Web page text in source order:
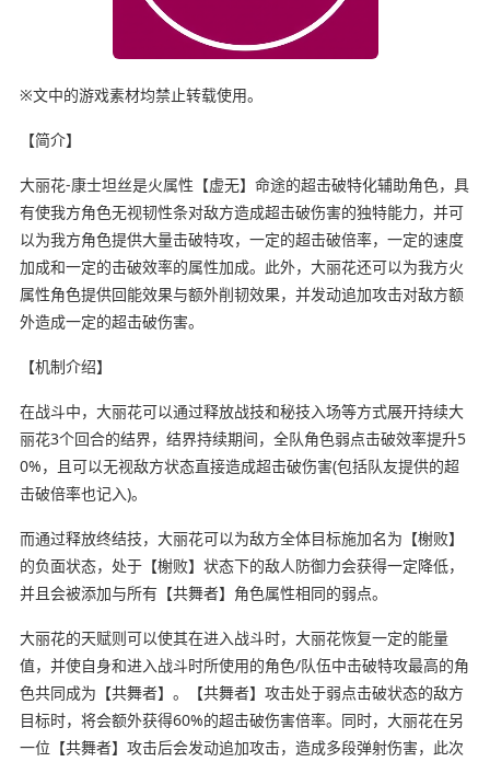
※文中的游戏素材均禁止转载使用。
【简介】
大丽花-康士坦丝是火属性【虚无】命途的超击破特化辅助角色，具
有使我方角色无视韧性条对敌方造成超击破伤害的独特能力，并可
以为我方角色提供大量击破特攻，一定的超击破倍率，一定的速度
加成和一定的击破效率的属性加成。此外，大丽花还可以为我方火
属性角色提供回能效果与额外削韧效果，并发动追加攻击对敌方额
外造成一定的超击破伤害。
【机制介绍】
在战斗中，大丽花可以通过释放战技和秘技入场等方式展开持续大
丽花3个回合的结界，结界持续期间，全队角色弱点击破效率提升5
0%，且可以无视敌方状态直接造成超击破伤害(包括队友提供的超
击破倍率也记入)。
而通过释放终结技，大丽花可以为敌方全体目标施加名为【榭败】
的负面状态，处于【榭败】状态下的敌人防御力会获得一定降低，
并且会被添加与所有【共舞者】角色属性相同的弱点。
大丽花的天赋则可以使其在进入战斗时，大丽花恢复一定的能量
值，并使自身和进入战斗时所使用的角色/队伍中击破特攻最高的角
色共同成为【共舞者】。【共舞者】攻击处于弱点击破状态的敌方
目标时，将会额外获得60%的超击破伤害倍率。同时，大丽花在另
一位【共舞者】攻击后会发动追加攻击，造成多段弹射伤害，此次